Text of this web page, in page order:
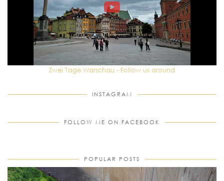
Zwei Tage Warschau - Follow us around
INSTAGRAM
FOLLOW ME ON FACEBOOK
POPULAR POSTS